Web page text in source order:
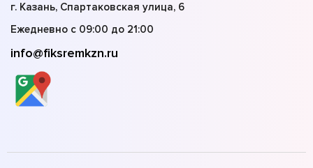
г. Казань, Спартаковская улица, 6
Ежедневно с 09:00 до 21:00
info@fiksremkzn.ru